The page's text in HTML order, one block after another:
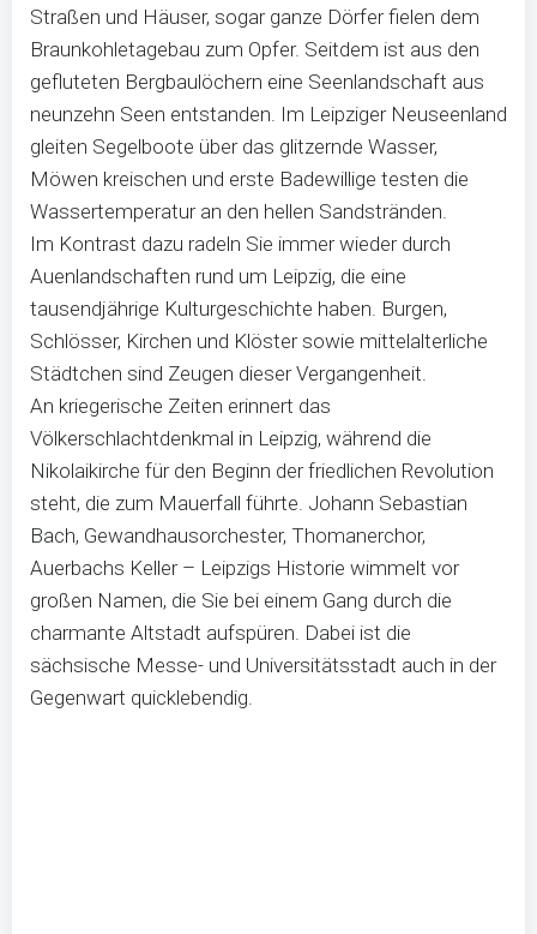
Straßen und Häuser, sogar ganze Dörfer fielen dem
Braunkohletagebau zum Opfer. Seitdem ist aus den
gefluteten Bergbaulöchern eine Seenlandschaft aus
neunzehn Seen entstanden. Im Leipziger Neuseenland
gleiten Segelboote über das glitzernde Wasser,
Möwen kreischen und erste Badewillige testen die
Wassertemperatur an den hellen Sandstränden.
Im Kontrast dazu radeln Sie immer wieder durch
Auenlandschaften rund um Leipzig, die eine
tausendjährige Kulturgeschichte haben. Burgen,
Schlösser, Kirchen und Klöster sowie mittelalterliche
Städtchen sind Zeugen dieser Vergangenheit.
An kriegerische Zeiten erinnert das
Völkerschlachtdenkmal in Leipzig, während die
Nikolaikirche für den Beginn der friedlichen Revolution
steht, die zum Mauerfall führte. Johann Sebastian
Bach, Gewandhausorchester, Thomanerchor,
Auerbachs Keller – Leipzigs Historie wimmelt vor
großen Namen, die Sie bei einem Gang durch die
charmante Altstadt aufspüren. Dabei ist die
sächsische Messe- und Universitätsstadt auch in der
Gegenwart quicklebendig.